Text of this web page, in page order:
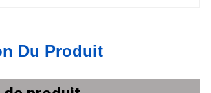
Du Produit